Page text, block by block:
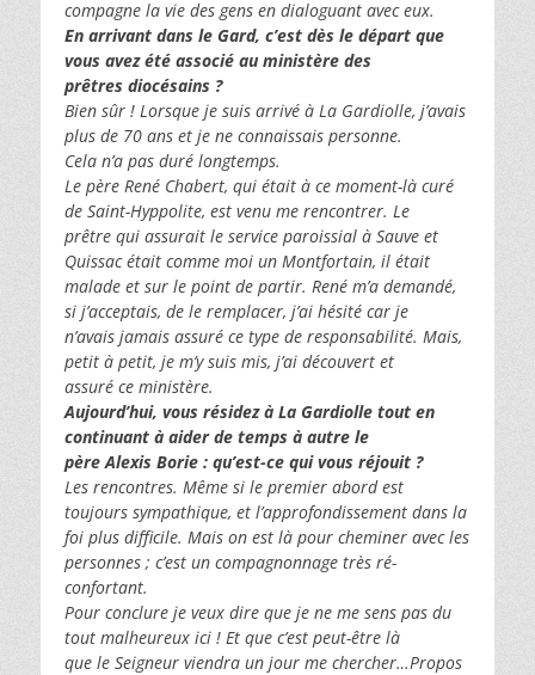
compagne la vie des gens en dialoguant avec eux.
En arrivant dans le Gard, c’est dès le départ que
vous avez été associé au ministère des
prêtres diocésains ?
Bien sûr ! Lorsque je suis arrivé à La Gardiolle, j’avais
plus de 70 ans et je ne connaissais personne.
Cela n’a pas duré longtemps.
Le père René Chabert, qui était à ce moment-là curé
de Saint-Hyppolite, est venu me rencontrer. Le
prêtre qui assurait le service paroissial à Sauve et
Quissac était comme moi un Montfortain, il était
malade et sur le point de partir. René m’a demandé,
si j’acceptais, de le remplacer, j’ai hésité car je
n’avais jamais assuré ce type de responsabilité. Mais,
petit à petit, je m’y suis mis, j’ai découvert et
assuré ce ministère.
Aujourd’hui, vous résidez à La Gardiolle tout en
continuant à aider de temps à autre le
père Alexis Borie : qu’est-ce qui vous réjouit ?
Les rencontres. Même si le premier abord est
toujours sympathique, et l’approfondissement dans la
foi plus difficile. Mais on est là pour cheminer avec les
personnes ; c’est un compagnonnage très ré-
confortant.
Pour conclure je veux dire que je ne me sens pas du
tout malheureux ici ! Et que c’est peut-être là
que le Seigneur viendra un jour me chercher…Propos